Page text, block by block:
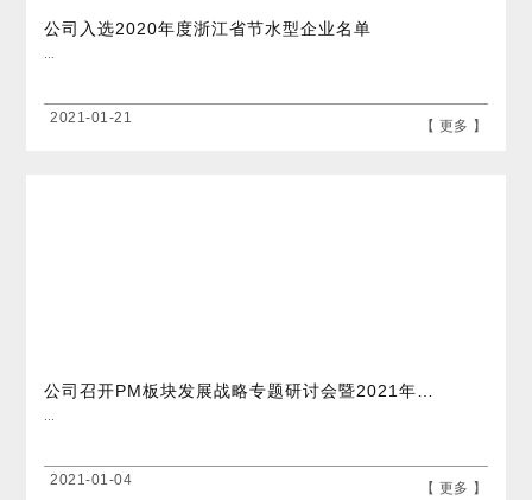
公司入选2020年度浙江省节水型企业名单
2021-01-21 【 更多 】
2021-01-04 【 更多 】